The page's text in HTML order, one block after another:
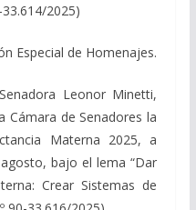
2025)
Especial de Homenajes.
Leonor Minetti,
Cámara de Senadores la
Materna 2025, a
bajo el lema “Dar
Crear Sistemas de